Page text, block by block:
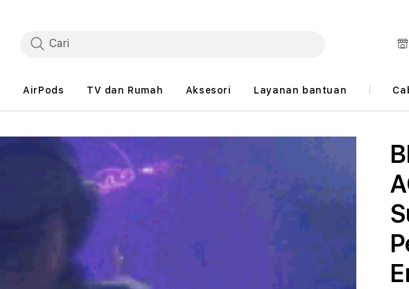
AirPods TV dan Rumah Aksesori Layanan bantuan